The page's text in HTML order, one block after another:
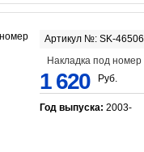
Артикул №: SK-46506
Накладка под номер
1 620 Руб.
Год выпуска: 2003-